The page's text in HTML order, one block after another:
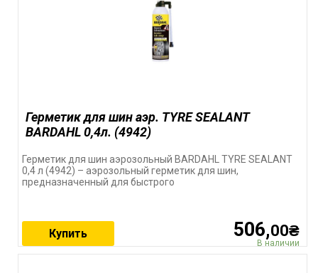
Герметик для шин аэр. TYRE SEALANT
BARDAHL 0,4л. (4942)
Герметик для шин аэрозольный BARDAHL TYRE SEALANT
0,4 л (4942) – аэрозольный герметик для шин,
предназначенный для быстрого
506,00₴
В наличии
Купить